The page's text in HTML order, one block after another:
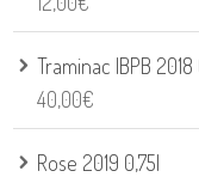
Traminac IBPB 2018
40,00€
Rose 2019 0,75l